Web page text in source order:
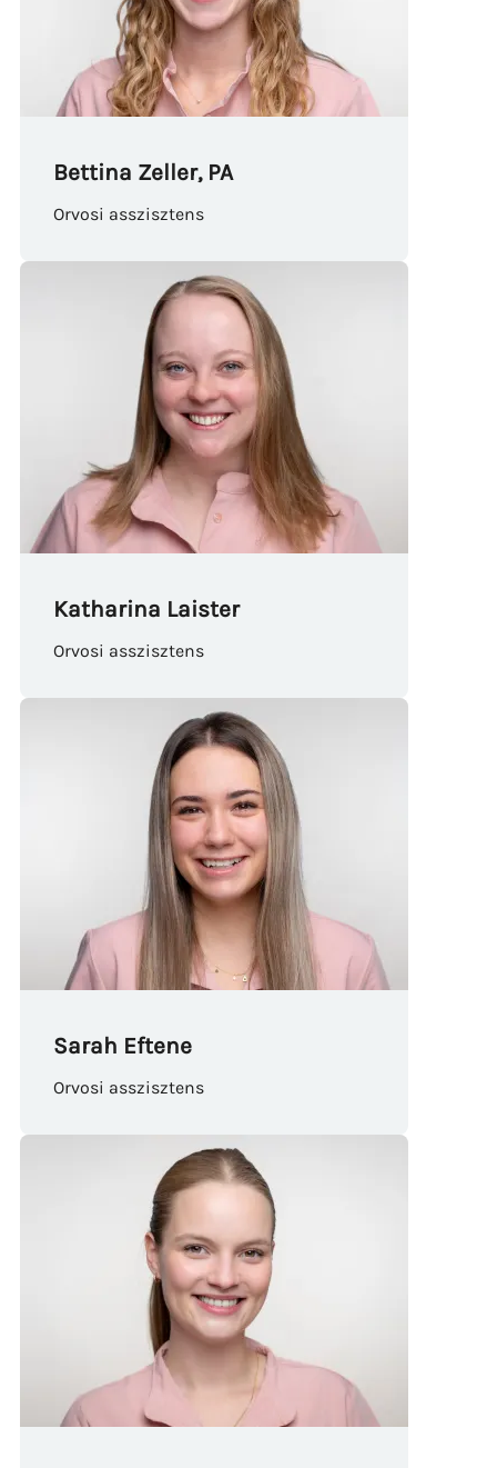
Bettina Zeller, PA
Orvosi asszisztens
Katharina Laister
Orvosi asszisztens
Sarah Eftene
Orvosi asszisztens